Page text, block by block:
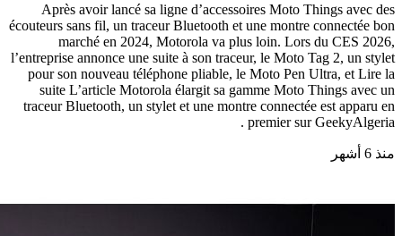
Après avoir lancé sa ligne d’accessoires Moto Things avec des
écouteurs sans fil, un traceur Bluetooth et une montre connectée bon
marché en 2024, Motorola va plus loin. Lors du CES 2026,
l’entreprise annonce une suite à son traceur, le Moto Tag 2, un stylet
pour son nouveau téléphone pliable, le Moto Pen Ultra, et Lire la
suite L’article Motorola élargit sa gamme Moto Things avec un
traceur Bluetooth, un stylet et une montre connectée est apparu en
premier sur GeekyAlgeria .
منذ 6 أشهر